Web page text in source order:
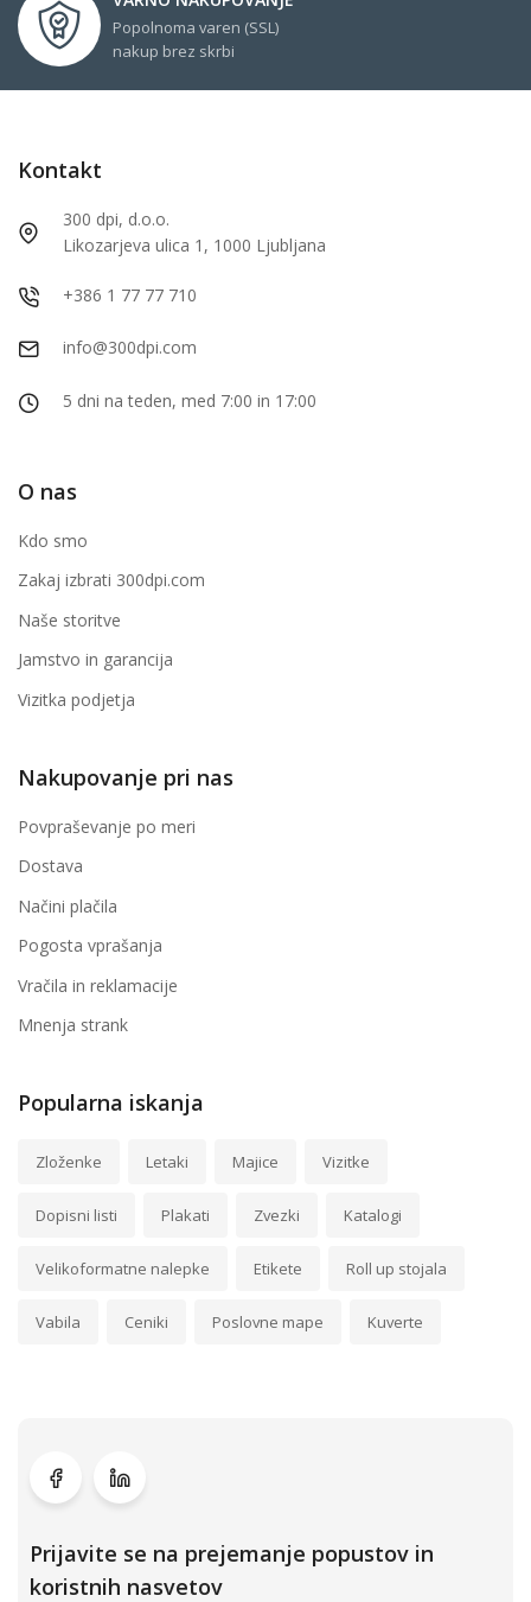
Popolnoma varen (SSL)
nakup brez skrbi
Kontakt
300 dpi, d.o.o.
Likozarjeva ulica 1, 1000 Ljubljana
+386 1 77 77 710
info@300dpi.com
5 dni na teden, med 7:00 in 17:00
O nas
Kdo smo
Zakaj izbrati 300dpi.com
Naše storitve
Jamstvo in garancija
Vizitka podjetja
Nakupovanje pri nas
Povpraševanje po meri
Dostava
Načini plačila
Pogosta vprašanja
Vračila in reklamacije
Mnenja strank
Popularna iskanja
Zloženke Letaki Majice Vizitke
Dopisni listi Plakati Zvezki Katalogi
Velikoformatne nalepke Etikete Roll up stojala
Vabila Ceniki Poslovne mape Kuverte
Prijavite se na prejemanje popustov in
koristnih nasvetov